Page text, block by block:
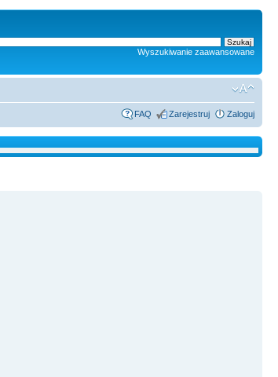
Wyszukiwanie zaawansowane
FAQ Zarejestruj Zaloguj